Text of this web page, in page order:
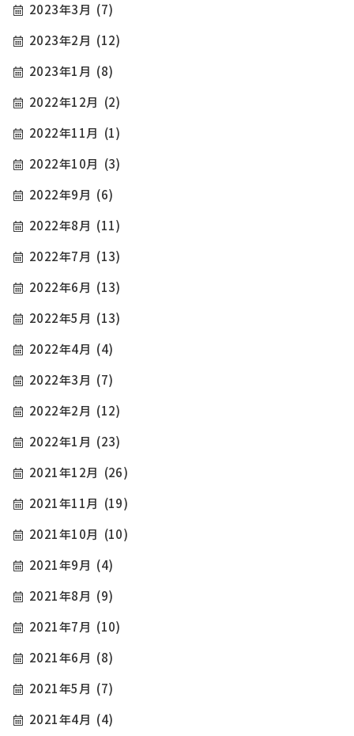
2023年3月 (7)
2023年2月 (12)
2023年1月 (8)
2022年12月 (2)
2022年11月 (1)
2022年10月 (3)
2022年9月 (6)
2022年8月 (11)
2022年7月 (13)
2022年6月 (13)
2022年5月 (13)
2022年4月 (4)
2022年3月 (7)
2022年2月 (12)
2022年1月 (23)
2021年12月 (26)
2021年11月 (19)
2021年10月 (10)
2021年9月 (4)
2021年8月 (9)
2021年7月 (10)
2021年6月 (8)
2021年5月 (7)
2021年4月 (4)